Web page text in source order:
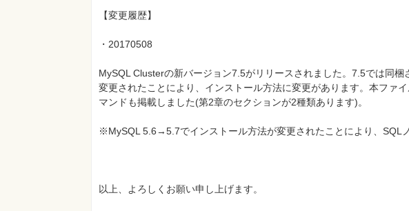
【変更履歴】
・20170508
MySQL Clusterの新バージョン7.5がリリースされました。7.5では同
変更されたことにより、インストール方法に変更があります。本ファ
マンドも掲載しました(第2章のセクションが2種類あります)。
※MySQL 5.6→5.7でインストール方法が変更されたことにより、SQL
以上、よろしくお願い申し上げます。